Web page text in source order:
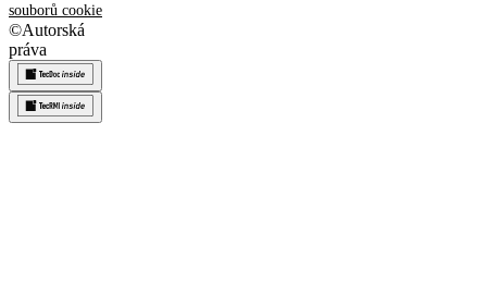
souborů cookie
©Autorská
práva